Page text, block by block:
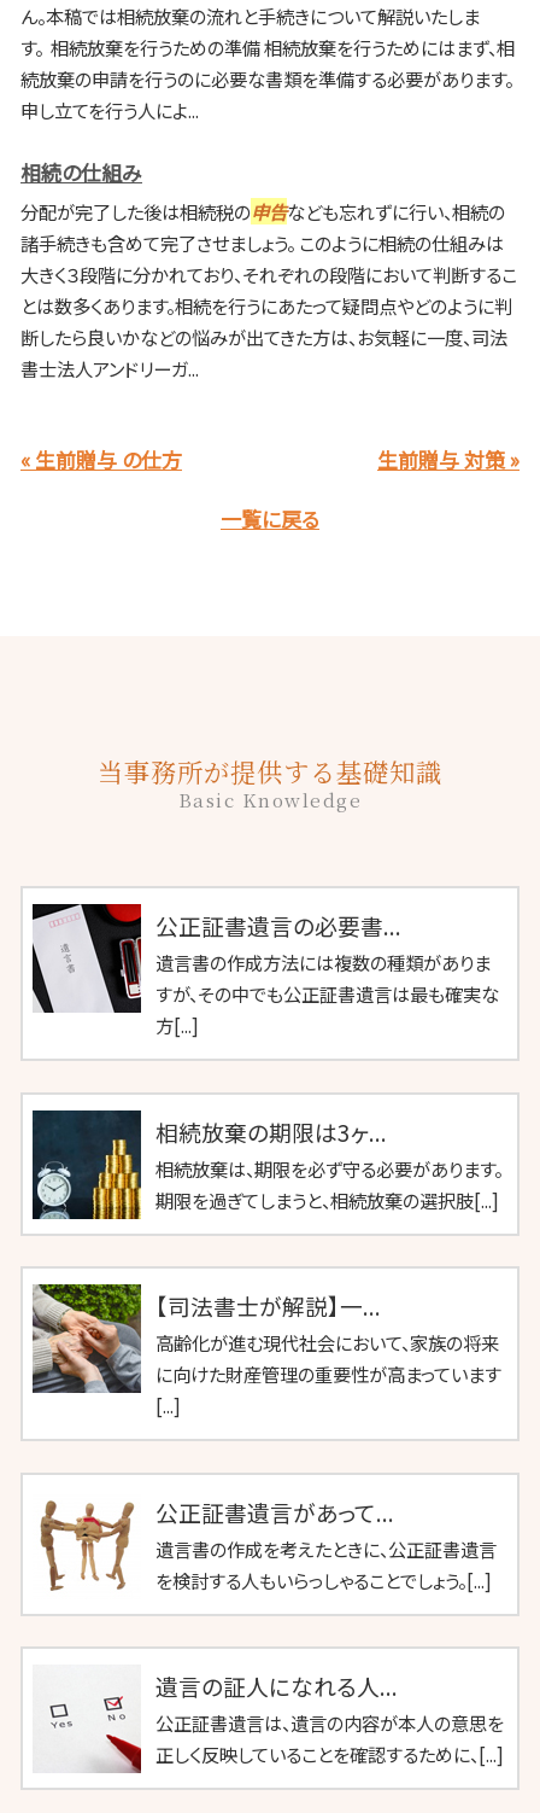
ん。本稿では相続放棄の流れと手続きについて解説いたしま
す。 相続放棄を行うための準備 相続放棄を行うためにはまず、相
続放棄の申請を行うのに必要な書類を準備する必要があります。
申し立てを行う人によ...
相続の仕組み
分配が完了した後は相続税の申告なども忘れずに行い、相続の
諸手続きも含めて完了させましょう。 このように相続の仕組みは
大きく３段階に分かれており、それぞれの段階において判断するこ
とは数多くあります。相続を行うにあたって疑問点やどのように判
断したら良いかなどの悩みが出てきた方は、お気軽に一度、司法
書士法人アンドリーガ...
« 生前贈与 の仕方
生前贈与 対策 »
一覧に戻る
当事務所が提供する基礎知識
Basic Knowledge
公正証書遺言の必要書...
遺言書の作成方法には複数の種類がありま
すが、その中でも公正証書遺言は最も確実な
方[...]
相続放棄の期限は3ヶ...
相続放棄は、期限を必ず守る必要があります。
期限を過ぎてしまうと、相続放棄の選択肢[...]
【司法書士が解説】一...
高齢化が進む現代社会において、家族の将来
に向けた財産管理の重要性が高まっています
[...]
公正証書遺言があって...
遺言書の作成を考えたときに、公正証書遺言
を検討する人もいらっしゃることでしょう。[...]
遺言の証人になれる人...
公正証書遺言は、遺言の内容が本人の意思を
正しく反映していることを確認するために、[...]